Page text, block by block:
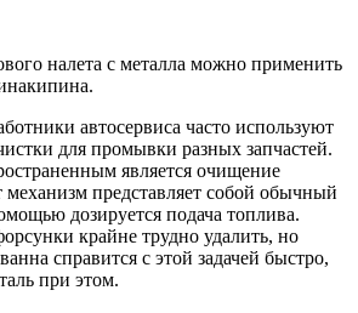
налета с металла можно применить
автосервиса часто используют
для промывки разных запчастей.
является очищение
представляет собой обычный
дозируется подача топлива.
крайне трудно удалить, но
справится с этой задачей быстро,
при этом.